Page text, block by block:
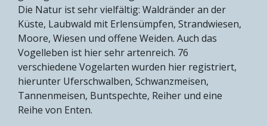
Die Natur ist sehr vielfältig: Waldränder an der
Küste, Laubwald mit Erlensümpfen, Strandwiesen,
Moore, Wiesen und offene Weiden. Auch das
Vogelleben ist hier sehr artenreich. 76
verschiedene Vogelarten wurden hier registriert,
hierunter Uferschwalben, Schwanzmeisen,
Tannenmeisen, Buntspechte, Reiher und eine
Reihe von Enten.